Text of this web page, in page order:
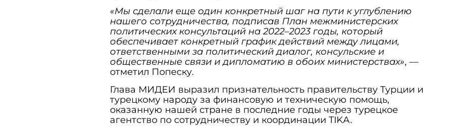
«Мы сделали еще один конкретный шаг на пути к углублению
нашего сотрудничества, подписав План межминистерских
политических консультаций на 2022–2023 годы, который
обеспечивает конкретный график действий между лицами,
ответственными за политический диалог, консульские и
общественные связи и дипломатию в обоих министерствах», —
отметил Попеску.
Глава МИДЕИ выразил признательность правительству Турции и
турецкому народу за финансовую и техническую помощь,
оказанную нашей стране в последние годы через турецкое
агентство по сотрудничеству и координации TIKA.